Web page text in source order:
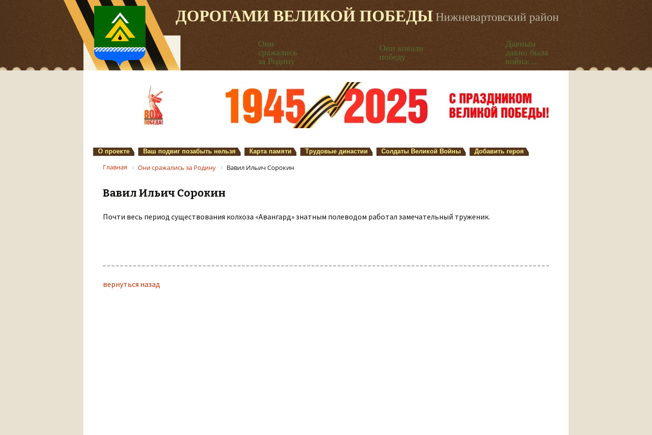
ДОРОГАМИ ВЕЛИКОЙ ПОБЕДЫ Нижневартовский район
Они
сражались
за Родину
Они ковали
победу
Давным
давно была
война…
О проекте Ваш подвиг позабыть нельзя Карта памяти Трудовые династии Солдаты Великой Войны Добавить героя
Главная Они сражались за Родину Вавил Ильич Сорокин
Вавил Ильич Сорокин
Почти весь период существования колхоза «Авангард» знатным полеводом работал замечательный труженик.
вернуться назад